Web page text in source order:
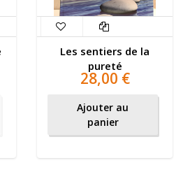
Les sentiers de la
pureté
28,00 €
Ajouter au
panier